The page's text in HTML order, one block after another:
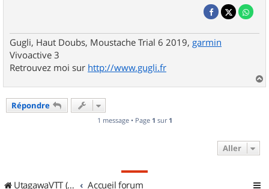
Gugli, Haut Doubs, Moustache Trial 6 2019, garmin
Vivoactive 3
Retrouvez moi sur http://www.gugli.fr
a
Répondre
1 message • Page 1 sur 1
Aller
UtagawaVTT (Randos VTT et VTTAE avec traces GPS) Accueil forum